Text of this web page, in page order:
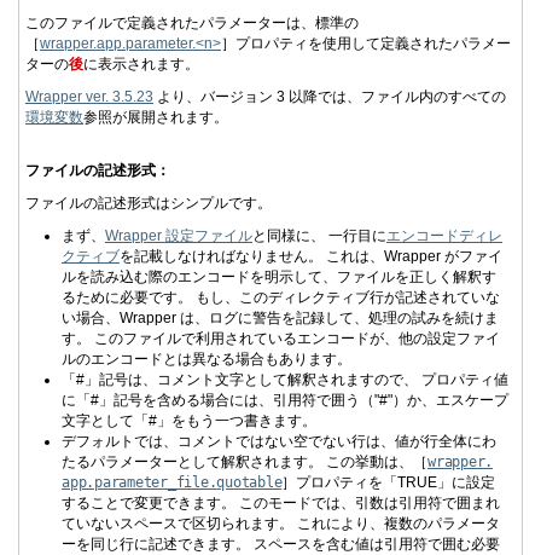
このファイルで定義されたパラメーターは、標準の
［wrapper.app.parameter.<n>］プロパティを使用して定義されたパラメー
ターの後に表示されます。
Wrapper ver. 3.5.23 より、バージョン 3 以降では、ファイル内のすべての
環境変数参照が展開されます。
ファイルの記述形式：
ファイルの記述形式はシンプルです。
まず、 Wrapper 設定ファイルと同様に、 一行目にエンコードディレ
クティブを記載しなければなりません。 これは、Wrapper がファイ
ルを読み込む際のエンコードを明示して、ファイルを正しく解釈す
るために必要です。 もし、このディレクティブ行が記述されていな
い場合、Wrapper は、ログに警告を記録して、処理の試みを続けま
す。 このファイルで利用されているエンコードが、他の設定ファイ
ルのエンコードとは異なる場合もあります。
「#」記号は、コメント文字として解釈されますので、 プロパティ値
に「#」記号を含める場合には、引用符で囲う（"#"）か、エスケープ
文字として「#」をもう一つ書きます。
デフォルトでは、コメントではない空でない行は、値が行全体にわ
たるパラメーターとして解釈されます。 この挙動は、［wrapper.
app. parameter_file.quotable］プロパティを「TRUE」に設定
することで変更できます。 このモードでは、引数は引用符で囲まれ
ていないスペースで区切られます。 これにより、複数のパラメータ
ーを同じ行に記述できます。 スペースを含む値は引用符で囲む必要